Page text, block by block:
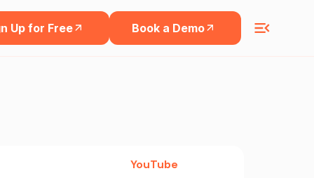
Up for Free Book a Demo
YouTube